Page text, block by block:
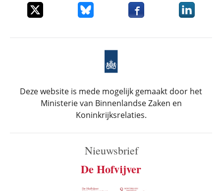
Deel dit item op XDeel dit item op Bluesky
Deel dit item opDeel dit
Deze website is mede mogelijk gemaakt door het
Ministerie van Binnenlandse Zaken en
Koninkrijksrelaties.
Nieuwsbrief
De Hofvijver